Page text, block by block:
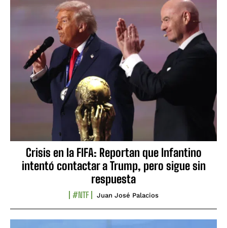
Crisis en la FIFA: Reportan que Infantino
intentó contactar a Trump, pero sigue sin
respuesta
#NTF Juan José Palacios